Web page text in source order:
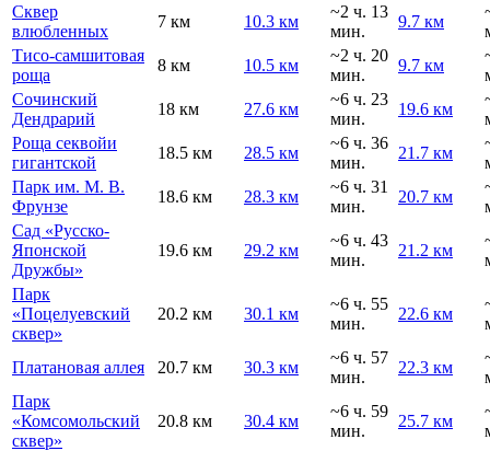
Сквер
влюбленных
7 км 10.3 км
~2 ч. 13
мин.
9.7 км
Тисо-самшитовая
роща
8 км 10.5 км
~2 ч. 20
мин.
9.7 км
Сочинский
Дендрарий
18 км 27.6 км
~6 ч. 23
мин.
19.6 км
Роща секвойи
гигантской
18.5 км 28.5 км
~6 ч. 36
мин.
21.7 км
Парк им. М. В.
Фрунзе
18.6 км 28.3 км
~6 ч. 31
мин.
20.7 км
Сад «Русско-
Японской
Дружбы»
19.6 км 29.2 км
~6 ч. 43
мин.
21.2 км
Парк
«Поцелуевский
сквер»
20.2 км 30.1 км
~6 ч. 55
мин.
22.6 км
Платановая аллея 20.7 км 30.3 км
~6 ч. 57
мин.
22.3 км
Парк
«Комсомольский
сквер»
20.8 км 30.4 км
~6 ч. 59
мин.
25.7 км